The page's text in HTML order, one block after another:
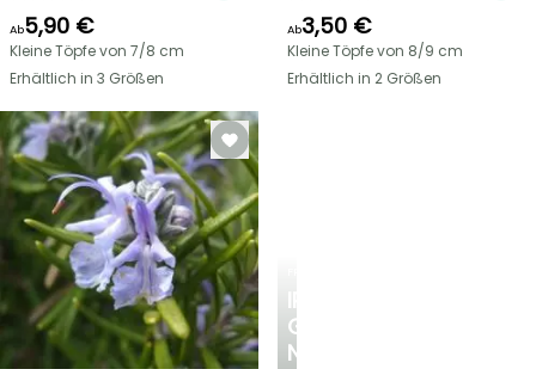
IRIS
GERMANICA
NEUHEITEN
Ab5,90 €
Kleine Töpfe von 7/8 cm
Erhältlich in 3 Größen
Ab3,50 €
Kleine Töpfe von 8/9 cm
Erhältlich in 2 Größen